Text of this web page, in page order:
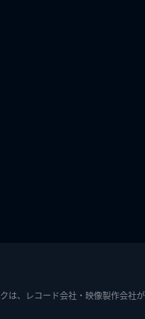
は、レコード会社・映像製作会社